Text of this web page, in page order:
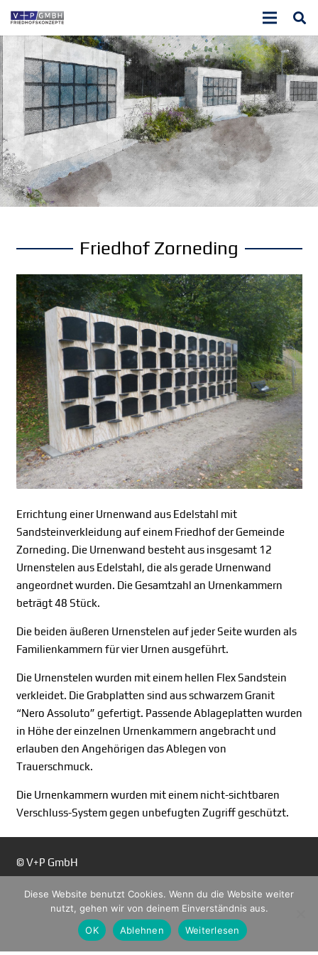
Friedhof Zorneding
Errichtung einer Urnenwand aus Edelstahl mit
Sandsteinverkleidung auf einem Friedhof der Gemeinde
Zorneding. Die Urnenwand besteht aus insgesamt 12
Urnenstelen aus Edelstahl, die als gerade Urnenwand
angeordnet wurden. Die Gesamtzahl an Urnenkammern
beträgt 48 Stück.
Die beiden äußeren Urnenstelen auf jeder Seite wurden als
Familienkammern für vier Urnen ausgeführt.
Die Urnenstelen wurden mit einem hellen Flex Sandstein
verkleidet. Die Grabplatten sind aus schwarzem Granit
“Nero Assoluto” gefertigt. Passende Ablageplatten wurden
in Höhe der einzelnen Urnenkammern angebracht und
erlauben den Angehörigen das Ablegen von
Trauerschmuck.
Die Urnenkammern wurden mit einem nicht-sichtbaren
Verschluss-System gegen unbefugten Zugriff geschützt.
© V+P GmbH
Rudolf-Diesel-Straße 1
65719 Hofheim am Taunus
Diese Website benutzt Cookies. Wenn du die Website weiter
nutzt, gehen wir von deinem Einverständnis aus.
OK
Ablehnen Weiterlesen